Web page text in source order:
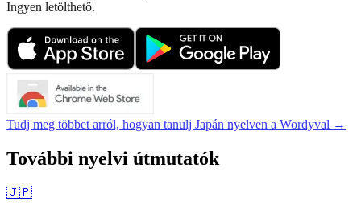
Ingyen letölthető.
Tudj meg többet arról, hogyan tanulj Japán nyelven a Wordyval →
További nyelvi útmutatók
🇯🇵